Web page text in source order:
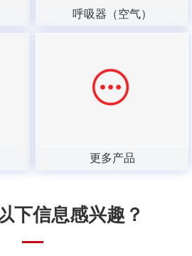
呼吸器（空气）
更多产品
下信息感兴趣？